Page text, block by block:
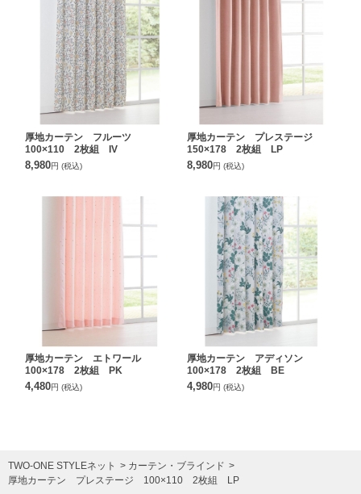
厚地カーテン フルーツ
100×110 2枚組 IV
8,980円 (税込)
厚地カーテン プレステージ
150×178 2枚組 LP
8,980円 (税込)
厚地カーテン エトワール
100×178 2枚組 PK
4,480円 (税込)
厚地カーテン アディソン
100×178 2枚組 BE
4,980円 (税込)
TWO-ONE STYLEネット
カーテン・ブラインド
厚地カーテン プレステージ 100×110 2枚組 LP